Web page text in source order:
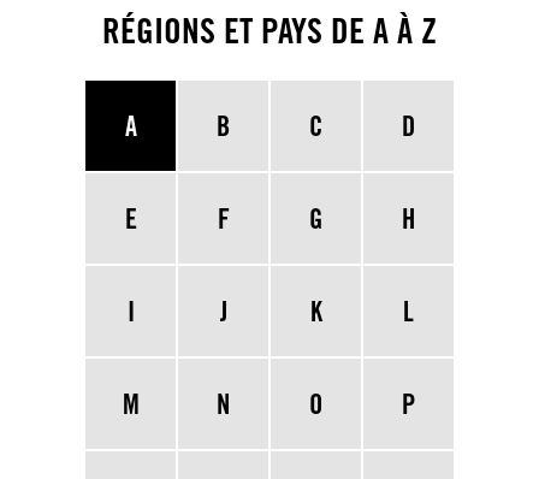
RÉGIONS ET PAYS DE A À Z
A B C D
E F G H
I J K L
M N O P